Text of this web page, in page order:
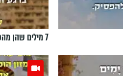
7 מילים שהן מהפכה